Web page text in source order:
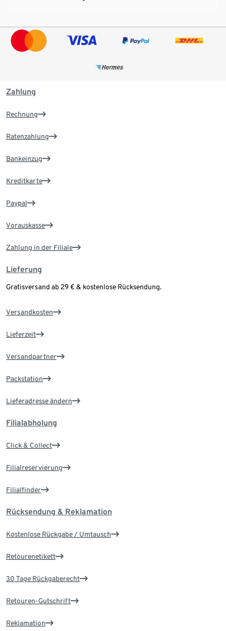
Zahlung
Rechnung
Ratenzahlung
Bankeinzug
Kreditkarte
Paypal
Vorauskasse
Zahlung in der Filiale
Lieferung
Gratisversand ab 29 € & kostenlose Rücksendung.
Versandkosten
Lieferzeit
Versandpartner
Packstation
Lieferadresse ändern
Filialabholung
Click & Collect
Filialreservierung
Filialfinder
Rücksendung & Reklamation
Kostenlose Rückgabe / Umtausch
Retourenetikett
30 Tage Rückgaberecht
Retouren-Gutschrift
Reklamation